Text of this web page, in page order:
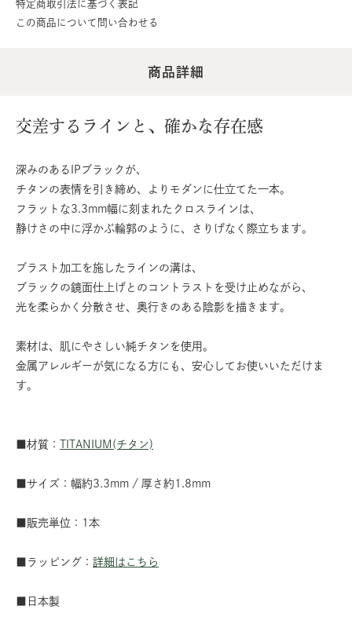
特定商取引法に基づく表記
この商品について問い合わせる
商品詳細
交差するラインと、確かな存在感
深みのあるIPブラックが、
チタンの表情を引き締め、よりモダンに仕立てた一本。
フラットな3.3mm幅に刻まれたクロスラインは、
静けさの中に浮かぶ輪郭のように、さりげなく際立ちます。
ブラスト加工を施したラインの溝は、
ブラックの鏡面仕上げとのコントラストを受け止めながら、
光を柔らかく分散させ、奥行きのある陰影を描きます。
素材は、肌にやさしい純チタンを使用。
金属アレルギーが気になる方にも、安心してお使いいただけま
す。
■材質： TITANIUM(チタン)
■サイズ：幅約3.3mm / 厚さ約1.8mm
■販売単位：1本
■ラッピング： 詳細はこちら
■日本製